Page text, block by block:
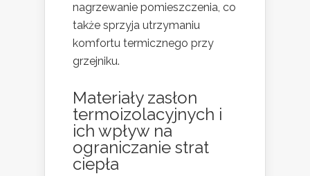
nagrzewanie pomieszczenia, co
także sprzyja utrzymaniu
komfortu termicznego przy
grzejniku.
Materiały zasłon
termoizolacyjnych i
ich wpływ na
ograniczanie strat
ciepła